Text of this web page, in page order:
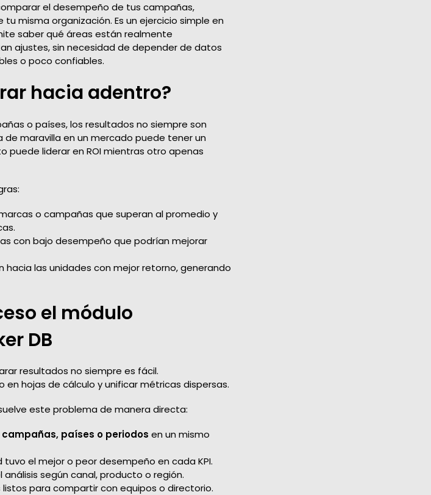
el desempeño de tus campañas,
misma organización. Es un ejercicio simple en
saber qué áreas están realmente
ajustes, sin necesidad de depender de datos
o poco confiables.
hacia adentro?
o países, los resultados no siempre son
maravilla en un mercado puede tener un
puede liderar en ROI mientras otro apenas
o campañas que superan al promedio y
con bajo desempeño que podrían mejorar
hacia las unidades con mejor retorno, generando
el módulo
DB
resultados no siempre es fácil.
hojas de cálculo y unificar métricas dispersas.
este problema de manera directa:
países o periodos en un mismo
el mejor o peor desempeño en cada KPI.
según canal, producto o región.
para compartir con equipos o directorio.